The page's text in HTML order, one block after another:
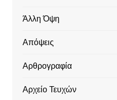
Άλλη Όψη
Απόψεις
Αρθρογραφία
Αρχείο Τευχών